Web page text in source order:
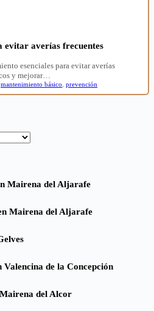
evitar averías frecuentes
esenciales para evitar averías
y mejorar…
mantenimiento básico prevención
Mairena del Aljarafe
Mairena del Aljarafe
Valencina de la Concepción
del Alcor